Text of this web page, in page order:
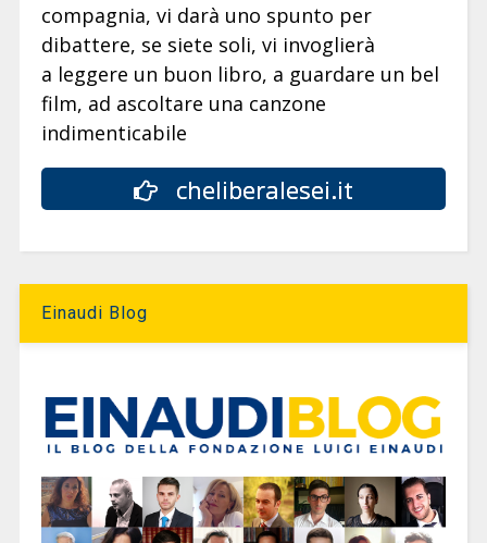
compagnia, vi darà uno spunto per
dibattere, se siete soli, vi invoglierà
a leggere un buon libro, a guardare un bel
film, ad ascoltare una canzone
indimenticabile
cheliberalesei.it
Einaudi Blog